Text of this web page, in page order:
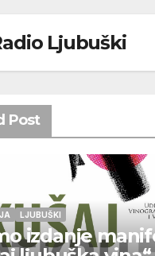
Ljubuški
Post
LJUBUŠKI
izdanje